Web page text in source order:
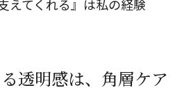
えてくれる』は私の経験
る透明感は、角層ケア